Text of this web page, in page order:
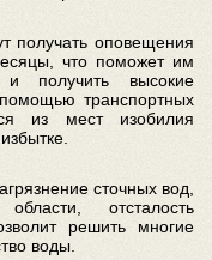
получать оповещения
что поможет им
получить высокие
транспортных
из мест изобилия
сточных вод,
отсталость
решить многие
воды.